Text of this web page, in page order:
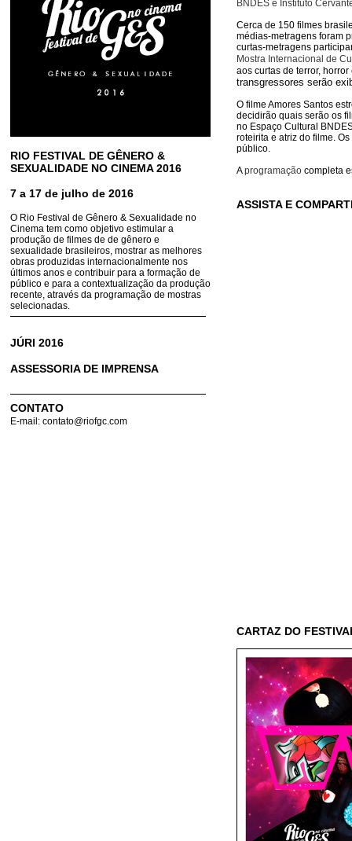
RIO FESTIVAL DE GÊNERO &
SEXUALIDADE NO CINEMA 2016
7 a 17 de julho de 2016
O Rio Festival de Gênero & Sexualidade no
Cinema tem como objetivo estimular a
produção de filmes de de gênero e
sexualidade brasileiros, mostrar as melhores
obras produzidas internacionalmente nos
últimos anos e contribuir para a formação de
público e para a contextualização da produção
recente, através da programação de mostras
selecionadas.
JÚRI 2016
ASSESSORIA DE IMPRENSA
CONTATO
E-mail: contato@riofgc.com
BNDES e Instituto
Cerca de 150 filmes
médias-metragens foram
curtas-metragens
Mostra Internacional de
aos curtas de terror,
transgressores serão
O filme Amores Santos
decidirão quais serão os
no Espaço Cultural
roteirita e atriz do filme.
público.
Aprogramação completa
ASSISTA E
CARTAZ DO